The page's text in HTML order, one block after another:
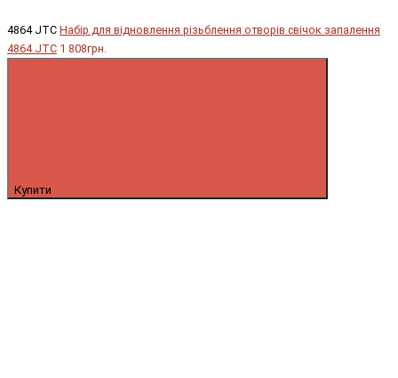
4864 JTC Набір для відновлення різьблення отворів свічок запалення
4864 JTC 1 808грн.
Купити